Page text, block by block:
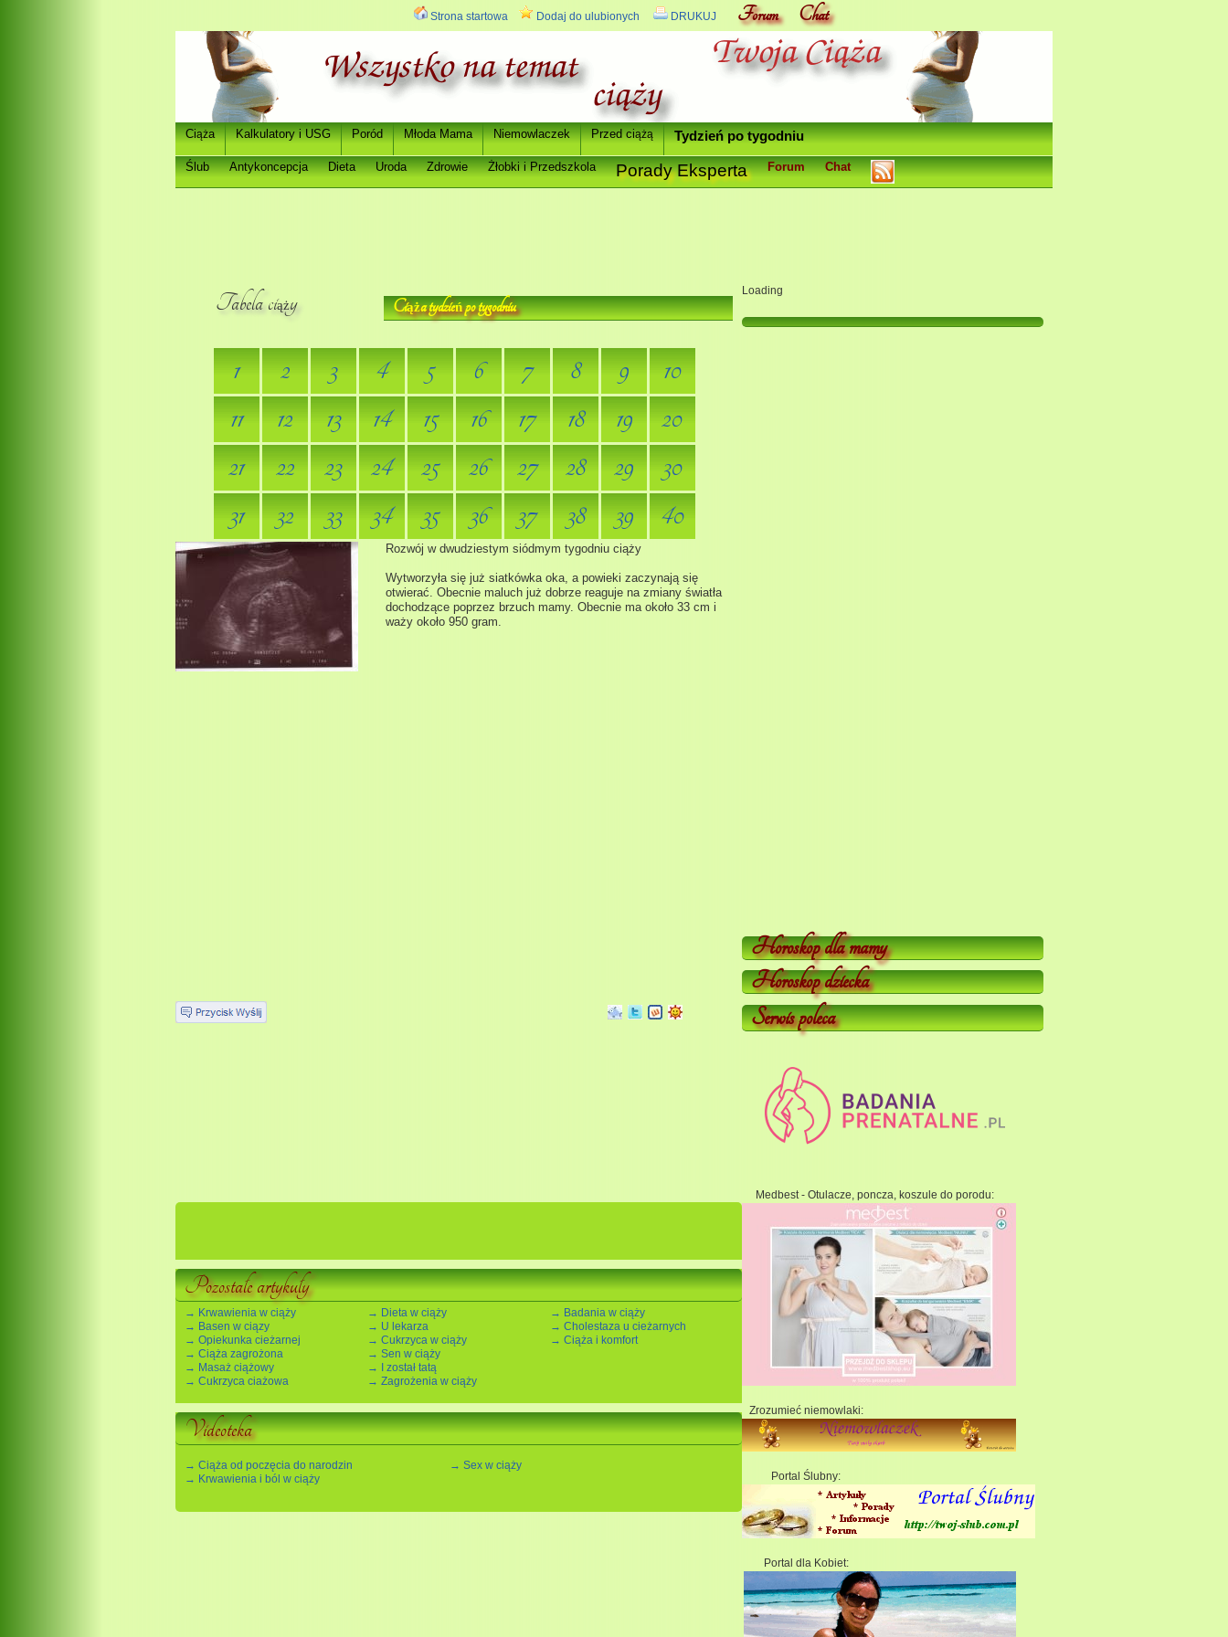
Strona startowa Dodaj do ulubionych DRUKUJ Forum Chat
Ciąża Kalkulatory i USG Poród Młoda Mama Niemowlaczek Przed ciążą Tydzieńpo tygodniu
Ślub Antykoncepcja Dieta Uroda Zdrowie Żłobki i Przedszkola Porady Eksperta Forum Chat
Ciąża tydzieńpo tygodniu
Tabela ciąży
1 2 3 4 5 6 7 8 9
10
11
12 13 14 15 16 17 18 19
20
21
22 23 24 25 26 27 28 29
30
31
32 33 34 35 36 37 38 39 40
Rozwój w dwudziestym siódmym tygodniu ciąży
Wytworzyła się już siatkówka oka, a powieki zaczynają się
otwierać. Obecnie maluch już dobrze reaguje na zmiany światła
dochodzące poprzez brzuch mamy. Obecnie ma około 33 cm i
waży około 950 gram.
Pozostałe artykuły
→ Krwawienia w ciąży
→ Basen w ciązy
→ Opiekunka cieżarnej
→ Ciąża zagrożona
→ Masaż ciążowy
→ Cukrzyca ciażowa
→ Dieta w ciąży
→ U lekarza
→ Cukrzyca w ciąży
→ Sen w ciąży
→ I został tatą
→ Zagrożenia w ciąży
→ Badania w ciąży
→ Cholestaza u cieżarnych
→ Ciąża i komfort
Videoteka
→ Ciąża od poczęcia do narodzin
→ Krwawienia i ból w ciąży
→ Sex w ciąży
Loading
Horoskop dla mamy
Horoskop dziecka
Serwis poleca
Medbest - Otulacze, poncza, koszule do porodu:
Zrozumieć niemowlaki:
Portal Ślubny:
Portal dla Kobiet: